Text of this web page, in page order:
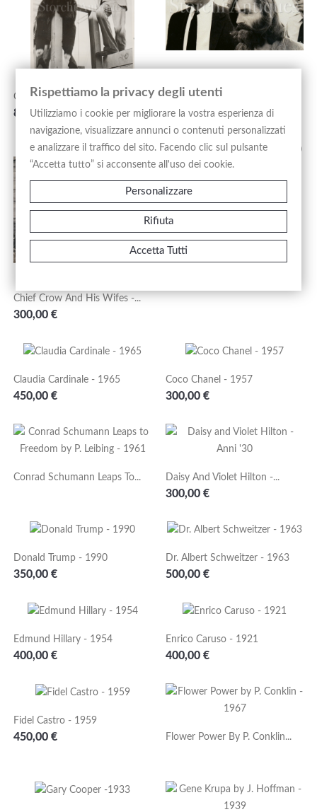
Cecil Beaton & Carole...
Prezzo
800,00 €
Charles Manson - 1969
Prezzo
250,00 €
Chief Crow And His Wifes -...
Prezzo
300,00 €
Prezzo
550,00 €
Claudia Cardinale - 1965
Prezzo
450,00 €
Coco Chanel - 1957
Prezzo
300,00 €
Conrad Schumann Leaps To... Daisy And Violet Hilton -...
Prezzo
300,00 €
Donald Trump - 1990
Prezzo
350,00 €
Dr. Albert Schweitzer - 1963
Prezzo
500,00 €
Edmund Hillary - 1954
Prezzo
400,00 €
Enrico Caruso - 1921
Prezzo
400,00 €
Fidel Castro - 1959
Prezzo
450,00 € Flower Power By P. Conklin...
Rispettiamo la privacy degli utenti
Utilizziamo i cookie per migliorare la vostra esperienza di
navigazione, visualizzare annunci o contenuti personalizzati
e analizzare il traffico del sito. Facendo clic sul pulsante
“Accetta tutto” si acconsente all'uso dei cookie.
Personalizzare
Rifiuta
Accetta Tutti